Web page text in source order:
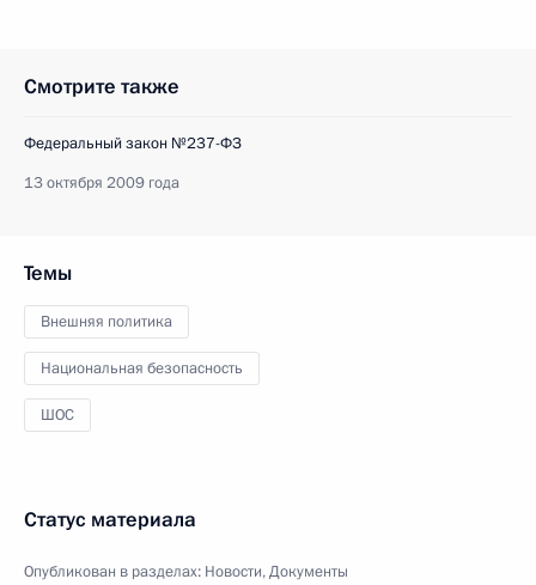
Смотрите также
Федеральный закон №237-ФЗ
13 октября 2009 года
Темы
Внешняя политика
Национальная безопасность
ШОС
Статус материала
Опубликован в разделах: Новости,Документы